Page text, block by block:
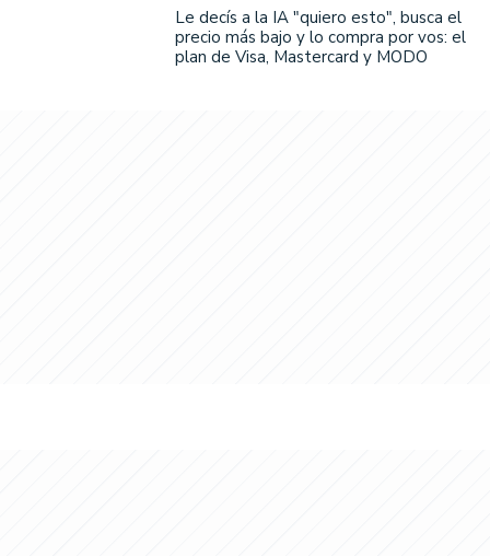
Le decís a la IA "quiero esto", busca el
precio más bajo y lo compra por vos: el
plan de Visa, Mastercard y MODO